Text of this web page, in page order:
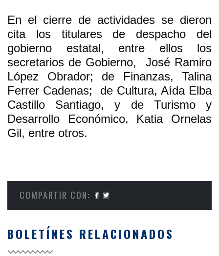
En el cierre de actividades se dieron
cita los titulares de despacho del
gobierno estatal, entre ellos los
secretarios de Gobierno, José Ramiro
López Obrador; de Finanzas, Talina
Ferrer Cadenas; de Cultura, Aída Elba
Castillo Santiago, y de Turismo y
Desarrollo Económico, Katia Ornelas
Gil, entre otros.
COMPARTIR CON:
BOLETÍNES RELACIONADOS